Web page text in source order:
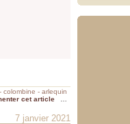
colombine - arlequin
cet article
7 janvier 2021